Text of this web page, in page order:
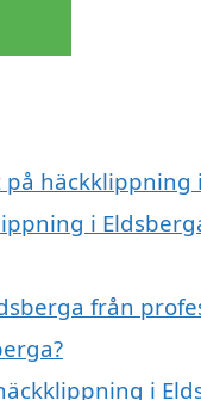
häckklippning
i
från
i